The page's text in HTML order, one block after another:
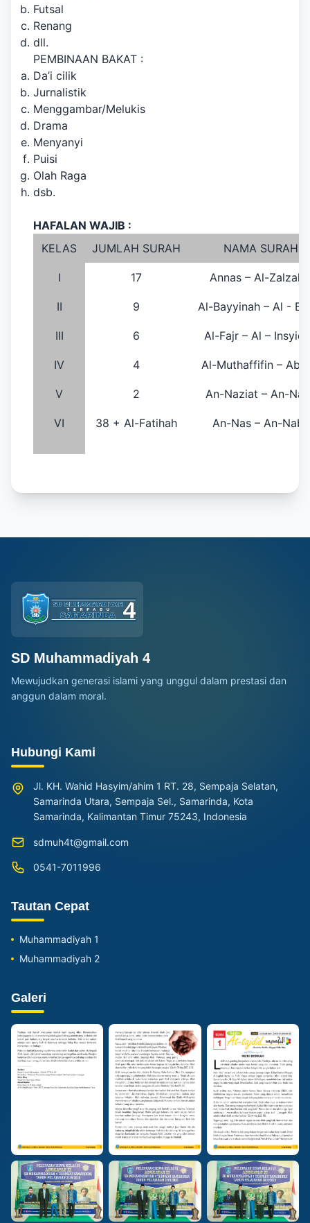
Futsal
Renang
dll.
PEMBINAAN BAKAT :
Da’i cilik
Jurnalistik
Menggambar/Melukis
Drama
Menyanyi
Puisi
Olah Raga
dsb.
HAFALAN WAJIB :
KELAS
JUMLAH SURAH NAMA SURAH
I 17 Annas – Al-
II 9 Al-Bayyinah – Al -
III 6 Al-Fajr – Al –
IV 4 Al-Muthaffifin –
V 2 An-Naziat – An-
VI 38 + Al-Fatihah An-Nas – An-Naba
SD Muhammadiyah 4
Mewujudkan generasi islami yang unggul dalam prestasi dan
anggun dalam moral.
Hubungi Kami
Jl. KH. Wahid Hasyim/ahim 1 RT. 28, Sempaja Selatan,
Samarinda Utara, Sempaja Sel., Samarinda, Kota
Samarinda, Kalimantan Timur 75243, Indonesia
sdmuh4t@gmail.com
0541-7011996
Tautan Cepat
Muhammadiyah 1
Muhammadiyah 2
Galeri